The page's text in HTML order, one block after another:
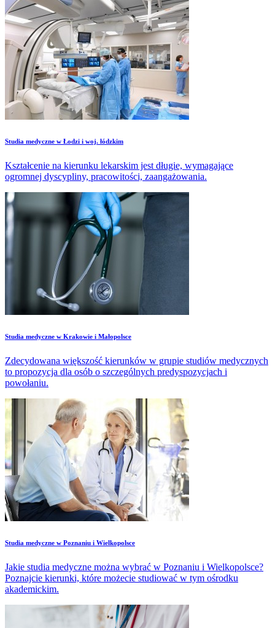
wynagrodzeniem. Wielu młodych ludzi szuka pracy za granicą.
Studia medyczne w Łodzi i woj. łódzkim
Kształcenie na kierunku lekarskim jest długie, wymagające
ogromnej dyscypliny, pracowitości, zaangażowania.
Studia medyczne w Krakowie i Małopolsce
Zdecydowana większość kierunków w grupie studiów medycznych
to propozycja dla osób o szczególnych predyspozycjach i
powołaniu.
Studia medyczne w Poznaniu i Wielkopolsce
Jakie studia medyczne można wybrać w Poznaniu i Wielkopolsce?
Poznajcie kierunki, które możecie studiować w tym ośrodku
akademickim.